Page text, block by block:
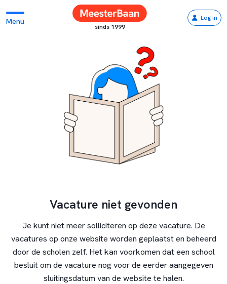
Menu
sinds 1999
Log in
Vacature niet gevonden
Je kunt niet meer solliciteren op deze vacature. De
vacatures op onze website worden geplaatst en beheerd
door de scholen zelf. Het kan voorkomen dat een school
besluit om de vacature nog voor de eerder aangegeven
sluitingsdatum van de website te halen.